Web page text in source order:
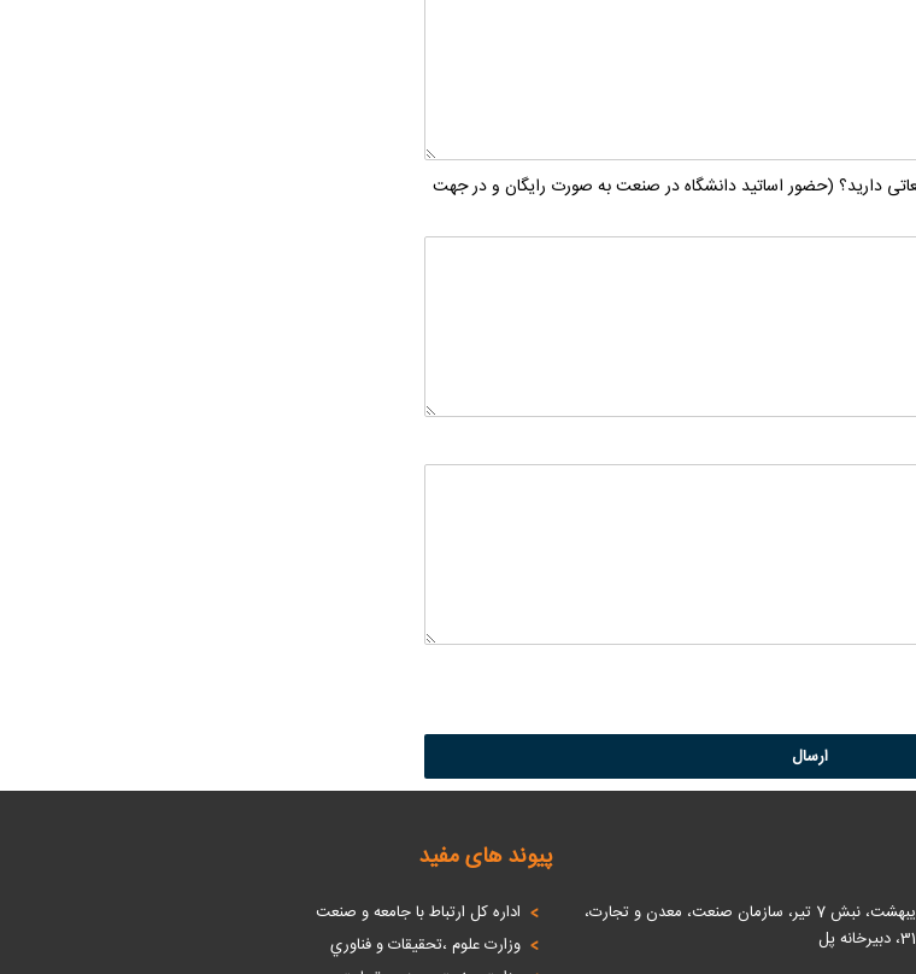
دارید؟ (حضور اساتید دانشگاه در صنعت به صورت رایگان و در جهت
شیراز، چهارراه اردیبهشت، نبش 7 تیر، سازمان صنعت، معدن و تجارت،
پیوند های مفید
اداره كل ارتباط با جامعه و صنعت
وزارت علوم ،تحقيقات و فناوري